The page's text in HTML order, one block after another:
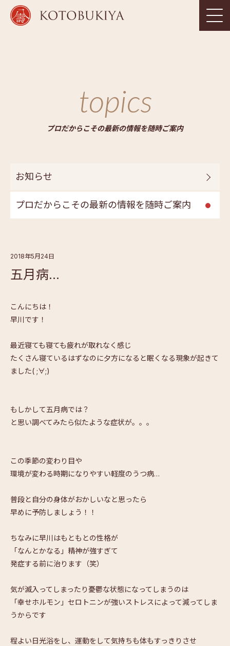
topics
プロだからこその最新の情報を随時ご案内
お知らせ
プロだからこその最新の情報を随時ご案内
2018年5月24日
五月病…
こんにちは！
早川です！
最近寝ても寝ても疲れが取れなく感じ
たくさん寝ているはずなのに夕方になると眠くなる現象が起きて
ました( ;∀;)
もしかして五月病では？
と思い調べてみたら似たような症状が。。。
この季節の変わり目や
環境が変わる時期になりやすい軽度のうつ病…
普段と自分の身体がおかしいなと思ったら
早めに予防しましょう！！
ちなみに早川はもともとの性格が
「なんとかなる」精神が強すぎて
発症する前に治ります（笑）
気が滅入ってしまったり憂鬱な状態になってしまうのは
「幸せホルモン」セロトニンが強いストレスによって減ってしま
うからです
程よい日光浴をし、運動をして気持ちも体もすっきりさせ